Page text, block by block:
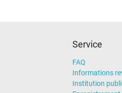
Service
FAQ
Informations
Institution